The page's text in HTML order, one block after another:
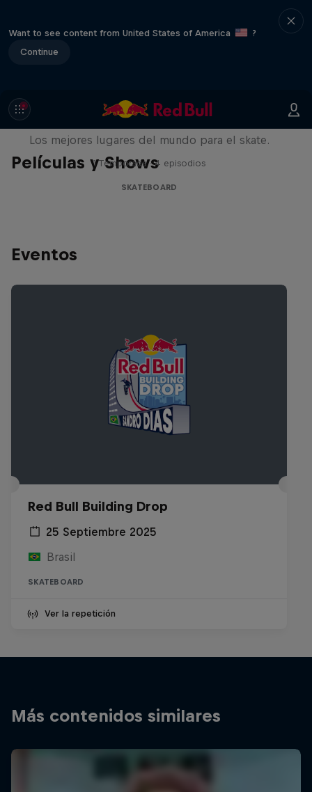
Want to see content from United States of America
?
Continue
Películas y Shows
Skate Escape
Los mejores lugares del mundo para el skate.
1 Temporada · 4 episodios
SKATEBOARD
Eventos
Red Bull Building Drop
25 Septiembre 2025
Brasil
SKATEBOARD
Ver la repetición
Más contenidos similares